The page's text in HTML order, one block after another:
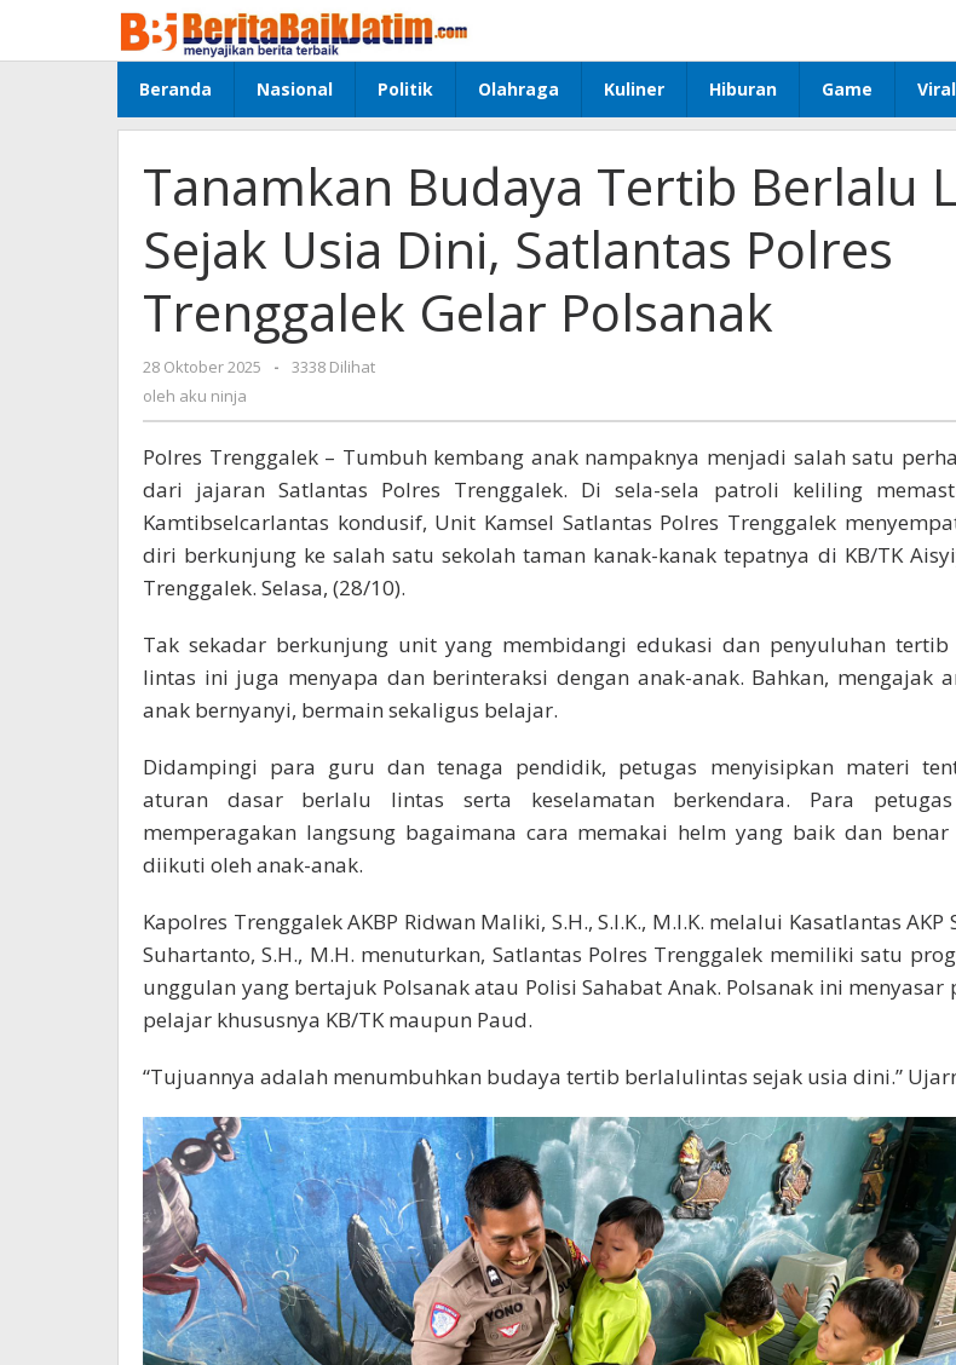
konten
Beranda Nasional Politik Olahraga Kuliner Hiburan Game Viral
Tanamkan Budaya Tertib Berlalu
Sejak Usia Dini, Satlantas Polres
Trenggalek Gelar Polsanak
28 Oktober 2025
oleh
-
3338 Dilihat
oleh aku ninja
Polres Trenggalek – Tumbuh kembang anak nampaknya menjadi salah satu
dari jajaran Satlantas Polres Trenggalek. Di sela-sela patroli keliling
Kamtibselcarlantas kondusif, Unit Kamsel Satlantas Polres Trenggalek
diri berkunjung ke salah satu sekolah taman kanak-kanak tepatnya di KB/TK
Trenggalek. Selasa, (28/10).
Tak sekadar berkunjung unit yang membidangi edukasi dan penyuluhan tertib
lintas ini juga menyapa dan berinteraksi dengan anak-anak. Bahkan, mengajak
anak bernyanyi, bermain sekaligus belajar.
Didampingi para guru dan tenaga pendidik, petugas menyisipkan materi
aturan dasar berlalu lintas serta keselamatan berkendara. Para
memperagakan langsung bagaimana cara memakai helm yang baik dan benar
diikuti oleh anak-anak.
Kapolres Trenggalek AKBP Ridwan Maliki, S.H., S.I.K., M.I.K. melalui Kasatlantas AKP
Suhartanto, S.H., M.H. menuturkan, Satlantas Polres Trenggalek memiliki satu
unggulan yang bertajuk Polsanak atau Polisi Sahabat Anak. Polsanak ini menyasar
pelajar khususnya KB/TK maupun Paud.
“Tujuannya adalah menumbuhkan budaya tertib berlalulintas sejak usia dini.”